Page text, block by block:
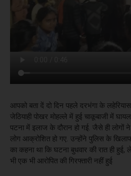
आपको बता दें दो दिन पहले दरभंगा के
जेठियाही पोखर मोहल्ले में हुई चाकूबाजी में
पटना में इलाज के दौरान हो गई. जैसे ही लोगों
लोग आक्रोशित हो गए. उन्होंने पुलिस के
का कहना था कि घटना बुधवार की रात ही हुई,
भी एक भी आरोपित की गिरफ्तारी नहीं हुई